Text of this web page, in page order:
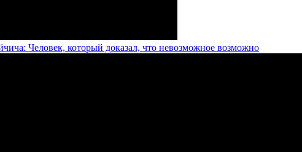
Человек, который доказал, что невозможное возможно